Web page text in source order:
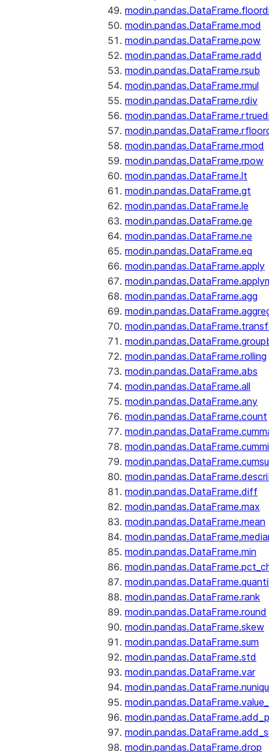
modin.pandas.DataFrame.mod
modin.pandas.DataFrame.pow
modin.pandas.DataFrame.radd
modin.pandas.DataFrame.rsub
modin.pandas.DataFrame.rmul
modin.pandas.DataFrame.rdiv
modin.pandas.DataFrame.rmod
modin.pandas.DataFrame.rpow
modin.pandas.DataFrame.lt
modin.pandas.DataFrame.gt
modin.pandas.DataFrame.le
modin.pandas.DataFrame.ge
modin.pandas.DataFrame.ne
modin.pandas.DataFrame.eq
modin.pandas.DataFrame.apply
modin.pandas.DataFrame.agg
modin.pandas.DataFrame.rolling
modin.pandas.DataFrame.abs
modin.pandas.DataFrame.all
modin.pandas.DataFrame.any
modin.pandas.DataFrame.count
modin.pandas.DataFrame.diff
modin.pandas.DataFrame.max
modin.pandas.DataFrame.mean
modin.pandas.DataFrame.min
modin.pandas.DataFrame.rank
modin.pandas.DataFrame.round
modin.pandas.DataFrame.skew
modin.pandas.DataFrame.sum
modin.pandas.DataFrame.std
modin.pandas.DataFrame.var
modin.pandas.DataFrame.drop